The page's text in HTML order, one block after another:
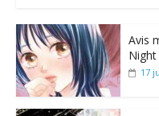
Avis
17